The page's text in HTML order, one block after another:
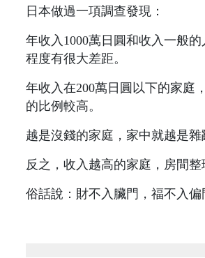
日本做過一項調查發現：
年收入1000萬日圓和收入一般
程度有很大差距。
年收入在200萬日圓以下的家庭
的比例較高。
越是沒錢的家庭，家中就越是雜
反之，收入越高的家庭，房間整
俗話說：財不入臟門，福不入偏